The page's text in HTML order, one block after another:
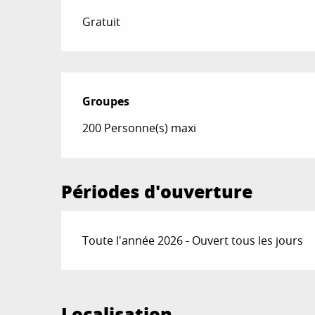
Gratuit
Groupes
Groupes
200 Personne(s) maxi
Périodes d'ouverture
Toute l'année 2026 - Ouvert tous les jours